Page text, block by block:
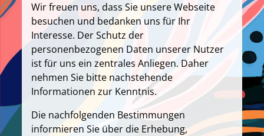
Wir freuen uns, dass Sie unsere Webseite
besuchen und bedanken uns für Ihr
Interesse. Der Schutz der
personenbezogenen Daten unserer Nutzer
ist für uns ein zentrales Anliegen. Daher
nehmen Sie bitte nachstehende
Informationen zur Kenntnis.
Die nachfolgenden Bestimmungen
informieren Sie über die Erhebung,